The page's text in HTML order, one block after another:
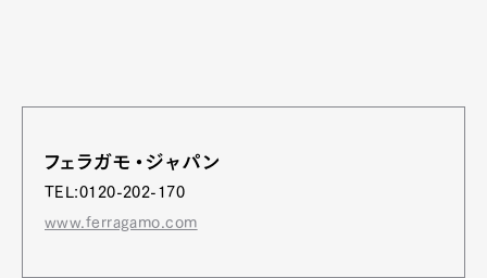
フェラガモ・ジャパン
TEL:0120-202-170
www.ferragamo.com